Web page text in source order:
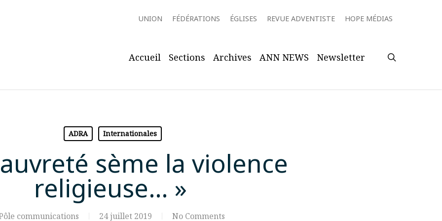
UNION FÉDÉRATIONS ÉGLISES REVUE ADVENTISTE HOPE MÉDIAS
Accueil Sections Archives ANN NEWS Newsletter
ADRA Internationales
sème la violence
religieuse… »
communications 24 juillet 2019 No Comments